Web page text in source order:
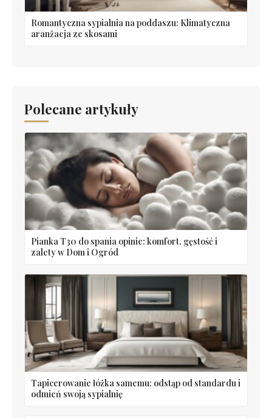
Romantyczna sypialnia na poddaszu: Klimatyczna
aranżacja ze skosami
Polecane artykuły
Pianka T30 do spania opinie: komfort, gęstość i
zalety w Dom i Ogród
Tapicerowanie łóżka samemu: odstąp od standardu i
odmień swoją sypialnię